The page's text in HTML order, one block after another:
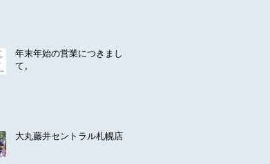
年末年始の営業につきまし
て。
大丸藤井セントラル札幌店